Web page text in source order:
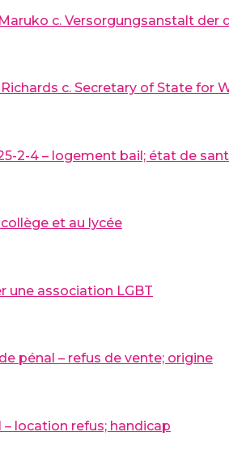
c. Versorgungsanstalt
c. Secretary of State for
2-4 – logement bail; état de
et au lycée
une association LGBT
pénal – refus de vente; origine
– location refus; handicap